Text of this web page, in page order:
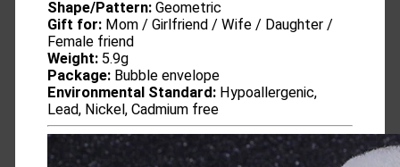
Shape/Pattern: Geometric
Gift for: Mom / Girlfriend / Wife / Daughter /
Female friend
Weight: 5.9g
Package: Bubble envelope
Environmental Standard: Hypoallergenic,
Lead, Nickel, Cadmium free